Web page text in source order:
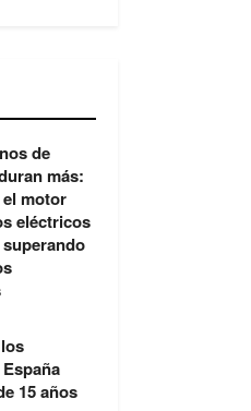
de
más:
motor
eléctricos
15 años